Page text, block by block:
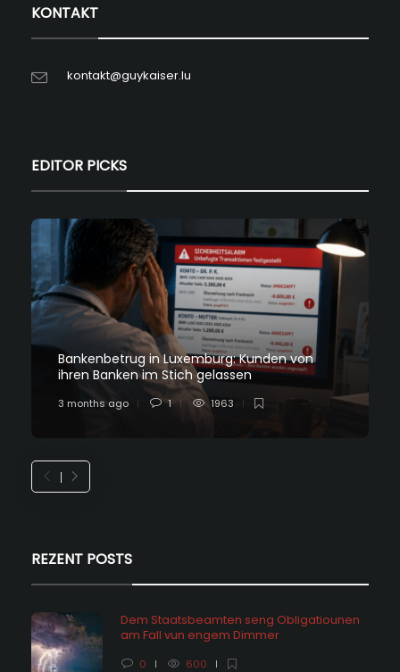
KONTAKT
kontakt@guykaiser.lu
EDITOR PICKS
Bankenbetrug in Luxemburg: Kunden von
ihren Banken im Stich gelassen
3 months ago 1 1963
REZENT POSTS
Dem Staatsbeamten seng Obligatiounen
am Fall vun engem Dimmer
0 600